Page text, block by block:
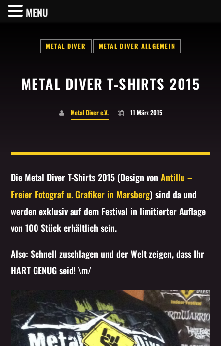
SHARE THIS PAGE ON:
Pinterest
Whatsapp
METAL DIVER METAL DIVER ALLGEMEIN
METAL DIVER T-SHIRTS 2015
Metal Diver e.V. 11 März 2015
Die Metal Diver T-Shirts 2015 (Design vonAntillu –
Freier Fotograf u. Grafiker in Marsberg) sind da und
werden exklusiv auf dem Festival in limitierter Auflage
von 100 Stück erhältlich sein.
Also: Schnell zuschlagen und der Welt zeigen, dass Ihr
HART GENUG seid! \m/
MENU